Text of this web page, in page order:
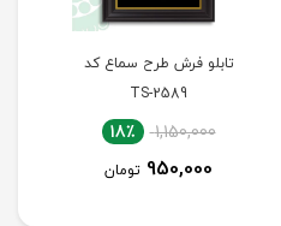
تابلو فرش طرح پله‌های
سعادت کد TS-2588
1,700,000
1,400,000 تومان